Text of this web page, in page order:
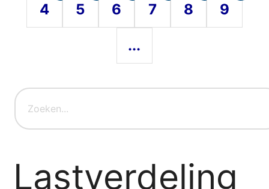
4 5 6 7 8 9
...
Lastverdeling